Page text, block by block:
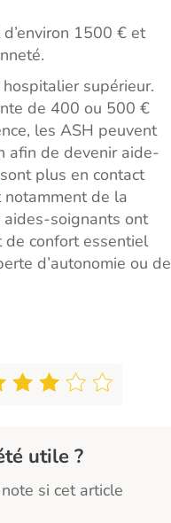
1500 € et
supérieur.
de 400 ou 500 €
les ASH peuvent
afin de devenir aide-
sont plus en contact
notamment de la
aides-soignants ont
de confort essentiel
d’autonomie ou de
utile ?
si cet article